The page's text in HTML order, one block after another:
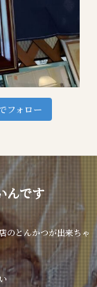
フォロー
んです
のとんかつが出来ちゃ